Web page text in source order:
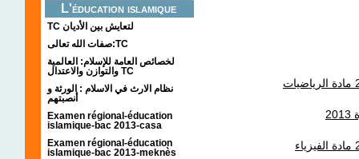
L'éducation islamique
TC لتعايش بين الأديان
صفات الله تعالى:TC
لخصائص العامة للإسلام: العالمية
والتوازن والاعتدال TC
نظام الارث في الاسلام : الورثة و
أنصبتهم
Examen régional-éducation
islamique-bac 2013-casa
Examen régional-éducation
islamique-bac 2013-meknès